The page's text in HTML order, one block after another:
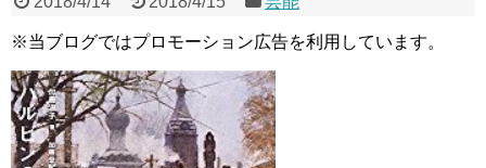
※当ブログではプロモーション広告を利用しています。